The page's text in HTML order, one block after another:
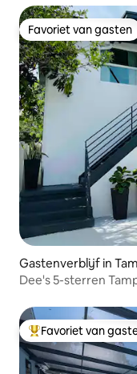
Favoriet van gasten
Favoriet van gasten
Gastenverblijf in
Dee's 5-sterren
Topfavoriet van
Favoriet van